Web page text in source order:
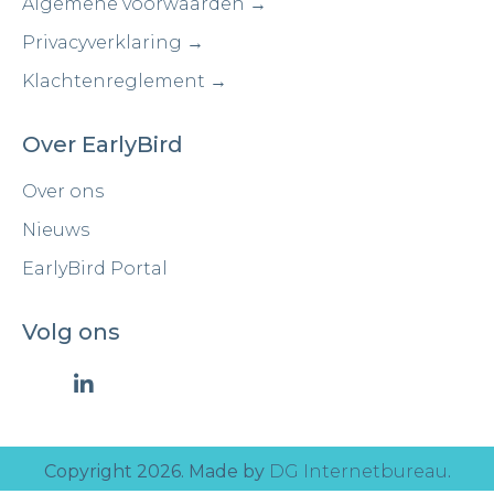
Privacyverklaring →
Klachtenreglement →
Over EarlyBird
Over ons
Nieuws
EarlyBird Portal
Volg ons
Copyright 2026. Made by DG Internetbureau.